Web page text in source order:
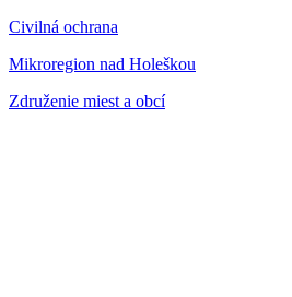
Civilná ochrana
Mikroregion nad Holeškou
Združenie miest a obcí